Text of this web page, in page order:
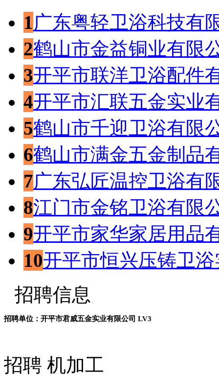
1 广东粤轻卫浴科技有
2鹤山市金益铜业有限
3开平市联洋卫浴配件
4开平市汇联五金实业
5鹤山市千迎卫浴有限
6鹤山市满金五金制品
7广东弘匠温控卫浴有
8江门市金铭卫浴有限
9开平市家华家居用品
10开平市恒兴压铸卫
招聘信息
招聘单位：开平市君威五金实业有限公司 LV3
招聘 机加工